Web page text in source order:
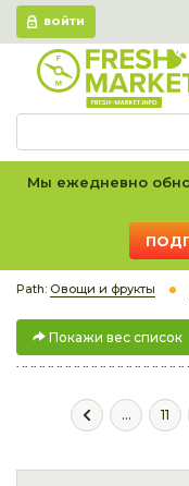
ВОЙТИ
Мы ежедневно
Path: Овощи и фрукты
Покажи вес список
... 11